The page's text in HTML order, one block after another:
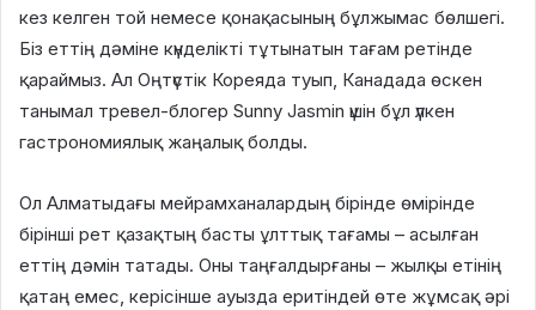
кез келген той немесе қонақасының бұлжымас бөлшегі.
Біз еттің дәміне күнделікті тұтынатын тағам ретінде
қараймыз. Ал Оңтүстік Кореяда туып, Канадада өскен
танымал тревел-блогер Sunny Jasmin үшін бұл үлкен
гастрономиялық жаңалық болды.
Ол Алматыдағы мейрамханалардың бірінде өмірінде
бірінші рет қазақтың басты ұлттық тағамы – асылған
еттің дәмін татады. Оны таңғалдырғаны – жылқы етінің
қатаң емес, керісінше ауызда еритіндей өте жұмсақ әрі